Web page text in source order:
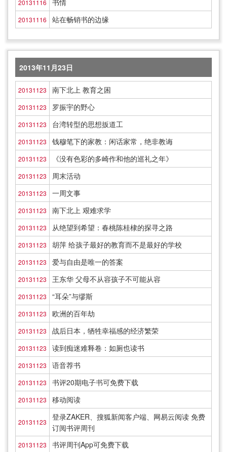
20131116 书情
20131116 站在畅销书的边缘
2013年11月23日
20131123 南下北上 教育之困
20131123 罗振宇的野心
20131123 台湾转型的思想扳道工
20131123 钱穆笔下的家教：闲话家常，绝非教诲
20131123 《没有色彩的多崎作和他的巡礼之年》
20131123 周末活动
20131123 一周文事
20131123 南下北上 艰难求学
20131123 从绝望到希望：春桃陈桂棣的探寻之路
20131123 胡萍 给孩子最好的教育而不是最好的学校
20131123 爱与自由是唯一的答案
20131123 王东华 父母不从容孩子不可能从容
20131123 “耳朵”与缪斯
20131123 欧洲的百年劫
20131123 战后日本，牺牲幸福感的经济繁荣
20131123 读到痴迷难释卷：如厕也读书
20131123 语音荐书
20131123 书评20期电子书可免费下载
20131123 移动阅读
20131123
登录ZAKER、搜狐新闻客户端、网易云阅读 免费
订阅书评周刊
20131123 书评周刊App可免费下载